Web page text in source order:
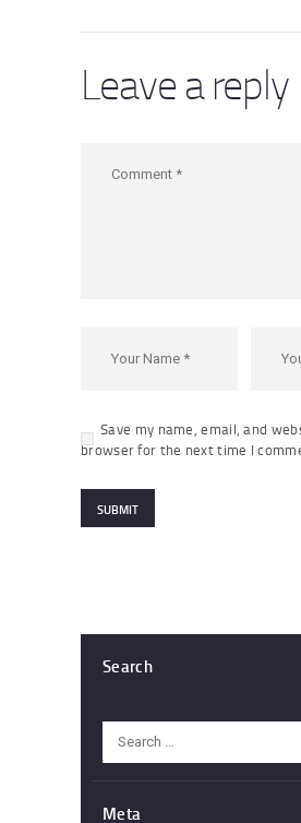
Leave a reply
Save my name, email, and
browser for the next time I
Search
for:
Meta